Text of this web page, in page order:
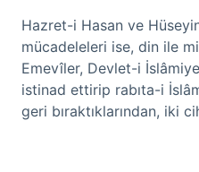
Hazret-i Hasan ve
mücadeleleri ise, din ile
Emevîler, Devlet-i
istinad ettirip rabıta-i
geri bıraktıklarından, iki